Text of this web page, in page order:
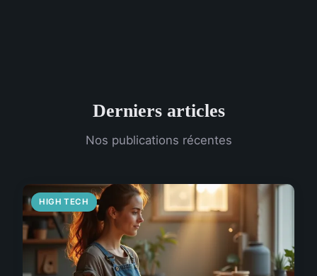
Derniers articles
Nos publications récentes
HIGH TECH